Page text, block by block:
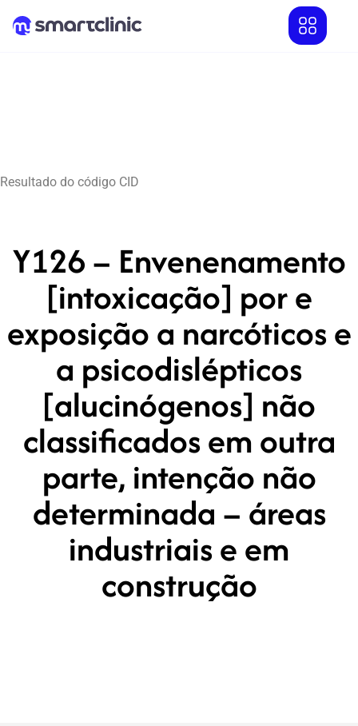
Resultado do código CID
Y126 – Envenenamento
[intoxicação] por e
exposição a narcóticos e
a psicodislépticos
[alucinógenos] não
classificados em outra
parte, intenção não
determinada – áreas
industriais e em
construção